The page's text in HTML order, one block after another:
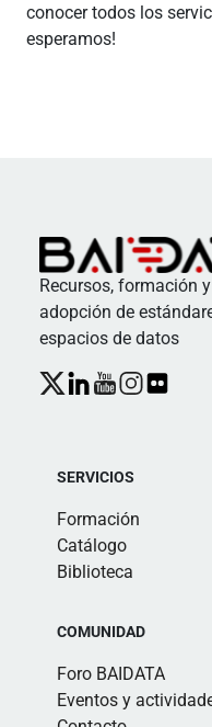
conocer todos los
esperamos!
Recursos, formación
adopción de
espacios de datos
SERVICIOS
Formación
Catálogo
Biblioteca
COMUNIDAD
Foro BAIDATA
Eventos y